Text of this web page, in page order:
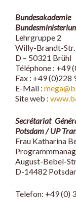
Lehrgruppe 2
Willy-Brandt-Str.
D – 50321 Brühl
Téléphone : +49
Fax : +49 (0)228
E-Mail :
Site web :
Secrétariat
Potsdam / UP
Frau Katharina
August-Bebel-
D-14482
Telefon: +49 (0)